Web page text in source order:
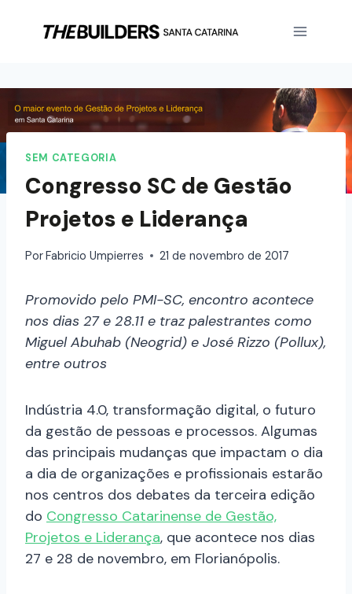
SEM CATEGORIA
Congresso SC de Gestão
Projetos e Liderança
PorFabricio Umpierres 21 de novembro de 2017
Promovido pelo PMI-SC, encontro acontece
nos dias 27 e 28.11 e traz palestrantes como
Miguel Abuhab (Neogrid) e José Rizzo (Pollux),
entre outros
Indústria 4.0, transformação digital, o futuro
da gestão de pessoas e processos. Algumas
das principais mudanças que impactam o dia
a dia de organizações e profissionais estarão
nos centros dos debates da terceira edição
do Congresso Catarinense de Gestão,
Projetos e Liderança, que acontece nos dias
27 e 28 de novembro, em Florianópolis.